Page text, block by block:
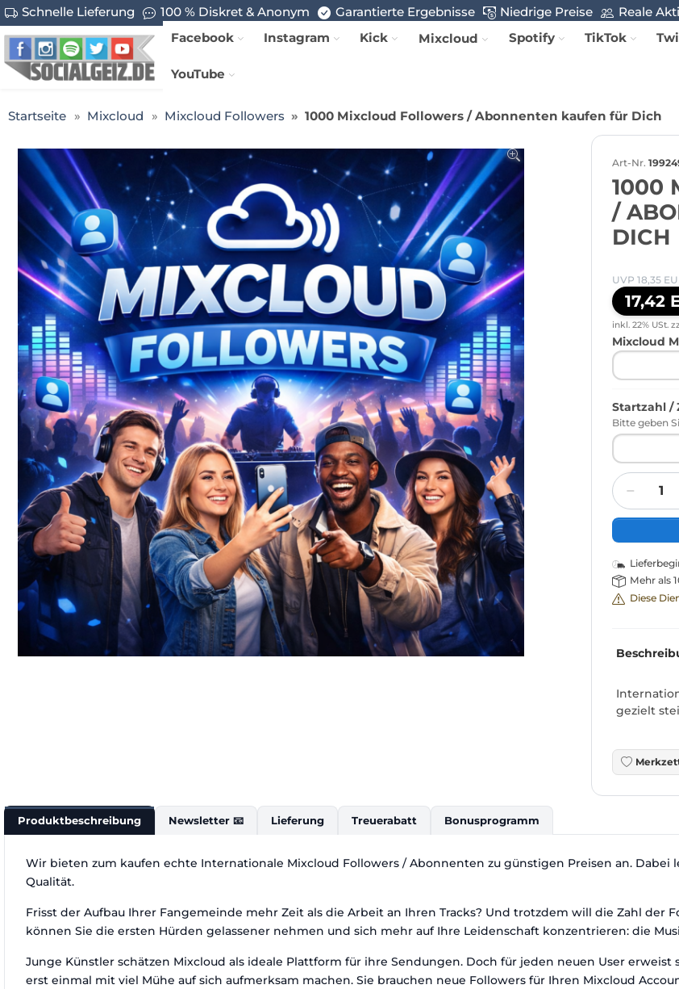
Schnelle Lieferung 100 % Diskret & Anonym Garantierte Ergebnisse Niedrige Preise Reale
Facebook
Instagram Kick Mixcloud Spotify TikTok
YouTube
Startseite Mixcloud Mixcloud Followers 1000 Mixcloud Followers / Abonnenten kaufen für Dich
Art-Nr.
1000
/
DICH
UVP 18,35
17,42
inkl. 22% USt.
Mixcloud
Startzahl /
Bitte geben
Menge
Mehr als
Diese
gezielt
Produktbeschreibung Newsletter 📧 Lieferung Treuerabatt Bonusprogramm
Wir bieten zum kaufen echte Internationale Mixcloud Followers / Abonnenten zu günstigen Preisen an.
Qualität.
Frisst der Aufbau Ihrer Fangemeinde mehr Zeit als die Arbeit an Ihren Tracks? Und trotzdem will die Zahl der
können Sie die ersten Hürden gelassener nehmen und sich mehr auf Ihre Leidenschaft konzentrieren: die
Junge Künstler schätzen Mixcloud als ideale Plattform für ihre Sendungen. Doch für jeden neuen User
erst einmal mit viel Mühe auf sich aufmerksam machen. Sie brauchen neue Followers für Ihren Mixcloud